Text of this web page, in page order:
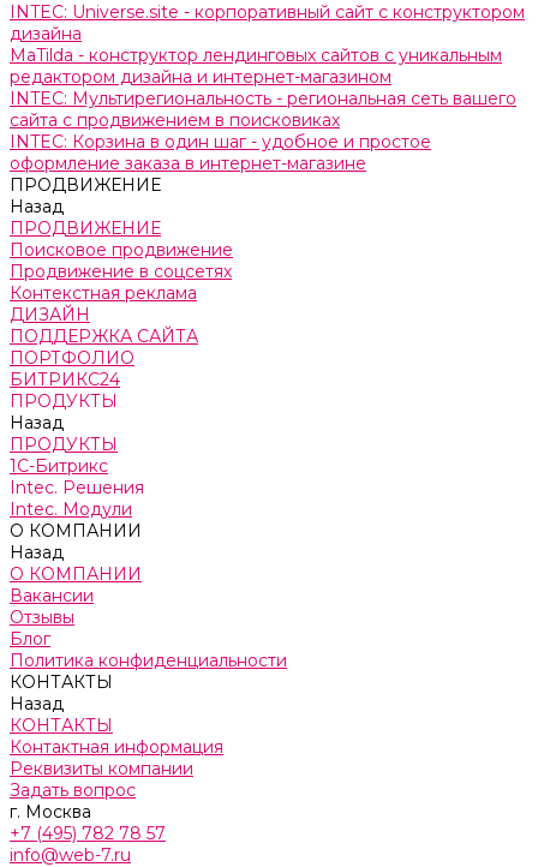
INTEC: Universe.site - корпоративный сайт с конструктором
дизайна
MaTilda - конструктор лендинговых сайтов с уникальным
редактором дизайна и интернет-магазином
INTEC: Мультирегиональность - региональная сеть вашего
сайта с продвижением в поисковиках
INTEC: Корзина в один шаг - удобное и простое
оформление заказа в интернет-магазине
ПРОДВИЖЕНИЕ
Назад
ПРОДВИЖЕНИЕ
Поисковое продвижение
Продвижение в соцсетях
Контекстная реклама
ДИЗАЙН
ПОДДЕРЖКА САЙТА
ПОРТФОЛИО
БИТРИКС24
ПРОДУКТЫ
Назад
ПРОДУКТЫ
1С-Битрикс
Intec. Решения
Intec. Модули
О КОМПАНИИ
Назад
О КОМПАНИИ
Вакансии
Отзывы
Блог
Политика конфиденциальности
КОНТАКТЫ
Назад
КОНТАКТЫ
Контактная информация
Реквизиты компании
Задать вопрос
г. Москва
+7 (495) 782 78 57
info@web-7.ru